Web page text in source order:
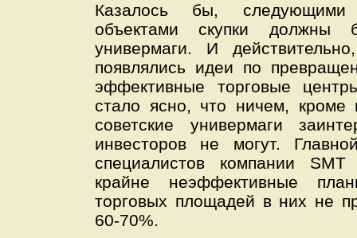
Казалось бы, следующими
объектами скупки должны
универмаги. И
появлялись идеи по
эффективные торговые
стало ясно, что ничем, кроме
советские универмаги
инвесторов не могут.
специалистов компании
крайне неэффективные
торговых площадей в них не
60-70%.